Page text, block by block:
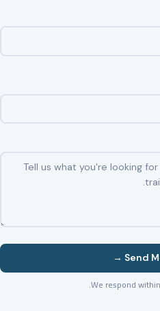
Send
We respond